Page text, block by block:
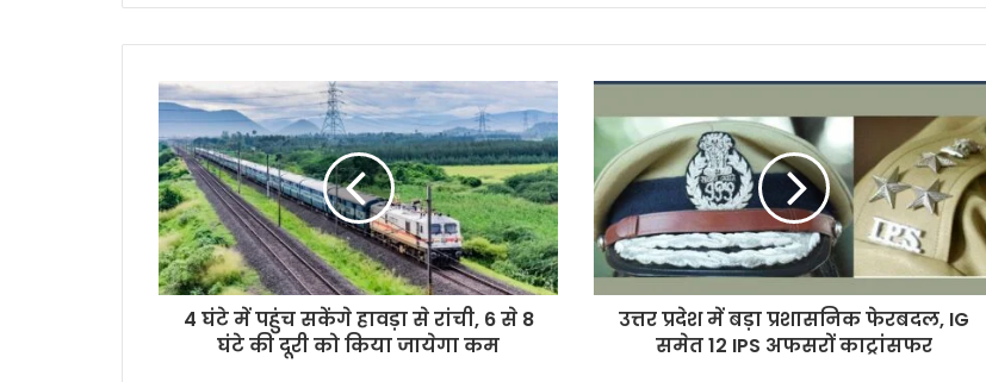
4 घंटे में पहुंच सकेंगे हावड़ा से रांची, 6 से 8
घंटे की दूरी को किया जायेगा कम
उत्तर प्रदेश में बड़ा प्रशासनिक फेरबदल, IG
समेत 12 IPS अफसरों काट्रांसफर